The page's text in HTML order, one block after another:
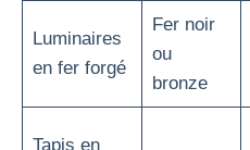
Luminaires
en fer forgé
Fer noir
ou
bronze
Tapis en